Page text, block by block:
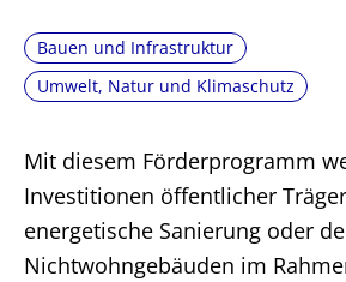
Bauen und Infrastruktur
Umwelt, Natur und Klimaschutz
Mit diesem Förderprogramm
Investitionen öffentlicher
energetische Sanierung oder
Nichtwohngebäuden im